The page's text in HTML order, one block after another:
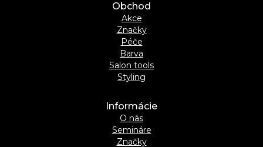
Obchod
Akce
Značky
Péče
Barva
Salon tools
Styling
Informácie
O nás
Semináre
Značky